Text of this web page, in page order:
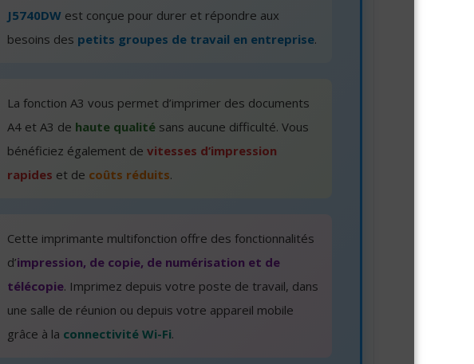
J5740DWest conçue pour durer et répondre aux
besoins des petits groupes de travail en entreprise.
La fonction A3 vous permet d’imprimer des documents
A4 et A3 de haute qualitésans aucune difficulté. Vous
bénéficiez également de vitesses d’impression
rapides et de coûts réduits.
Cette imprimante multifonction offre des fonctionnalités
d’impression, de copie, de numérisation et de
télécopie. Imprimez depuis votre poste de travail, dans
une salle de réunion ou depuis votre appareil mobile
grâce à la connectivité Wi-Fi.